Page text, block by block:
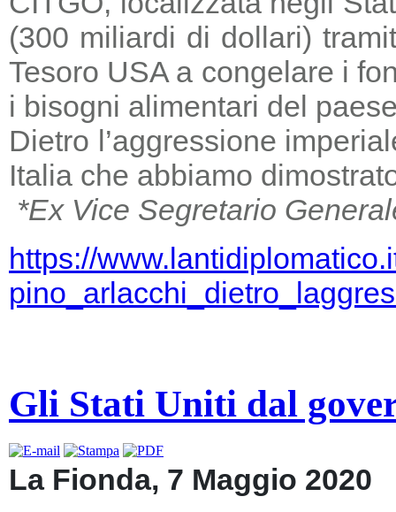
(300 miliardi di dollari)
Tesoro USA a congelare i
i bisogni alimentari del
Dietro l’aggressione
Italia che abbiamo
*Ex Vice Segretario
https://
Gli Stati Uniti dal
La Fionda, 7 Maggio 2020